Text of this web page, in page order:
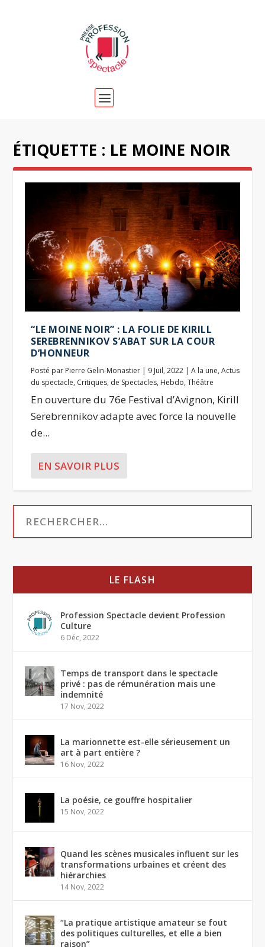
ÉTIQUETTE : LE MOINE NOIR
“LE MOINE NOIR” : LA FOLIE DE KIRILL
SEREBRENNIKOV S’ABAT SUR LA COUR
D’HONNEUR
Posté par Pierre Gelin-Monastier | 9 Juil, 2022 |A la une,Actus
du spectacle, Critiques, de Spectacles, Hebdo,Théâtre
En ouverture du 76e Festival d’Avignon, Kirill
Serebrennikov adapte avec force la nouvelle
de...
EN SAVOIR PLUS
LE FLASH
Profession Spectacle devient Profession
Culture
6 Déc, 2022
Temps de transport dans le spectacle
privé : pas de rémunération mais une
indemnité
17 Nov, 2022
La marionnette est-elle sérieusement un
art à part entière ?
16 Nov, 2022
La poésie, ce gouffre hospitalier
15 Nov, 2022
Quand les scènes musicales influent sur les
transformations urbaines et créent des
hiérarchies
14 Nov, 2022
“La pratique artistique amateur se fout
des politiques culturelles, et elle a bien
raison”